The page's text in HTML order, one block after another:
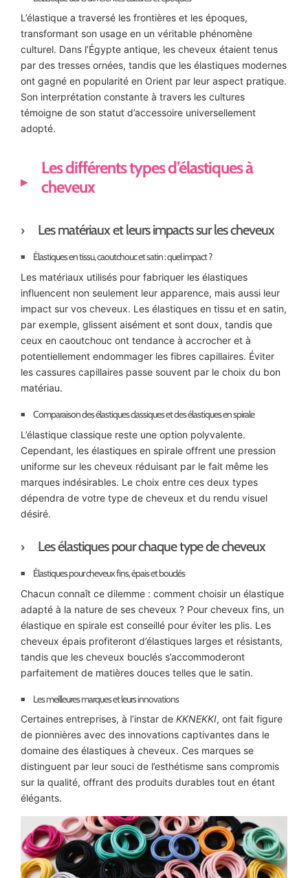
L’élastique a traversé les frontières et les époques,
transformant son usage en un véritable phénomène
culturel. Dans l’Égypte antique, les cheveux étaient tenus
par des tresses ornées, tandis que les élastiques modernes
ont gagné en popularité en Orient par leur aspect pratique.
Son interprétation constante à travers les cultures
témoigne de son statut d’accessoire universellement
adopté.
Les différents types d’élastiques à
cheveux
Les matériaux et leurs impacts sur les cheveux
Élastiques en tissu, caoutchouc et satin : quel impact ?
Les matériaux utilisés pour fabriquer les élastiques
influencent non seulement leur apparence, mais aussi leur
impact sur vos cheveux. Les élastiques en tissu et en satin,
par exemple, glissent aisément et sont doux, tandis que
ceux en caoutchouc ont tendance à accrocher et à
potentiellement endommager les fibres capillaires. Éviter
les cassures capillaires passe souvent par le choix du bon
matériau.
Comparaison des élastiques classiques et des élastiques en spirale
L’élastique classique reste une option polyvalente.
Cependant, les élastiques en spirale offrent une pression
uniforme sur les cheveux réduisant par le fait même les
marques indésirables. Le choix entre ces deux types
dépendra de votre type de cheveux et du rendu visuel
désiré.
Les élastiques pour chaque type de cheveux
Élastiques pour cheveux fins, épais et bouclés
Chacun connaît ce dilemme : comment choisir un élastique
adapté à la nature de ses cheveux ? Pour cheveux fins, un
élastique en spirale est conseillé pour éviter les plis. Les
cheveux épais profiteront d’élastiques larges et résistants,
tandis que les cheveux bouclés s’accommoderont
parfaitement de matières douces telles que le satin.
Les meilleures marques et leurs innovations
Certaines entreprises, à l’instar de KKNEKKI, ont fait figure
de pionnières avec des innovations captivantes dans le
domaine des élastiques à cheveux. Ces marques se
distinguent par leur souci de l’esthétisme sans compromis
sur la qualité, offrant des produits durables tout en étant
élégants.